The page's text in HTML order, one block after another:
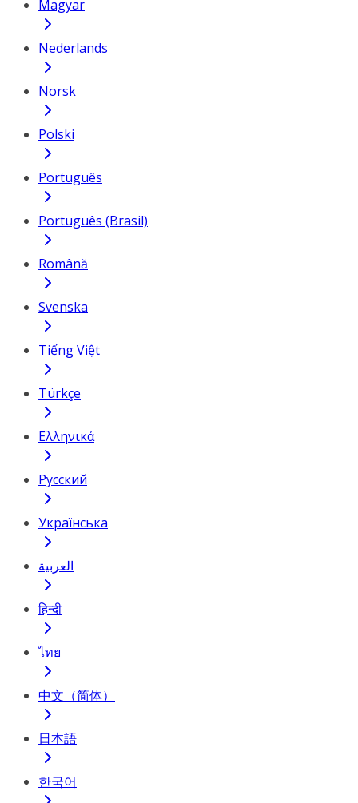
Magyar
Nederlands
Norsk
Polski
Português
Português (Brasil)
Română
Svenska
Tiếng Việt
Türkçe
Ελληνικά
Русский
Українська
العربية
हिन्दी
ไทย
中文（简体）
日本語
한국어